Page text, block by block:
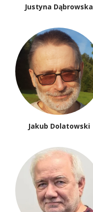
Justyna Dąbrowska
Jakub Dolatowski